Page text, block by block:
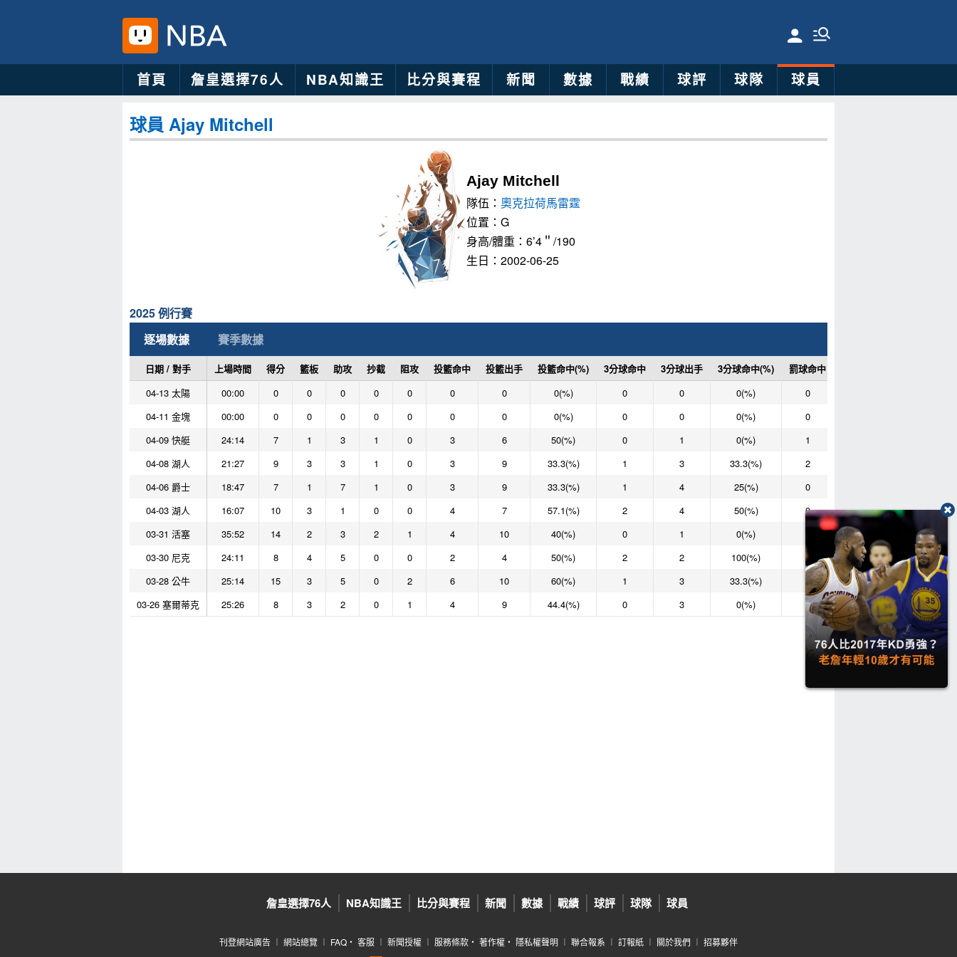
首頁 詹皇選擇76人 NBA知識王 比分與賽程 新聞 數據 戰績 球評 球隊 球員
球員 Ajay Mitchell
Ajay Mitchell
隊伍： 奧克拉荷馬雷霆
位置：G
身高/體重：6’4＂/190
生日：2002-06-25
2025 例行賽
逐場數據
賽季數據
日期 / 對手 上場時間 得分 籃板 助攻 抄截 阻攻 投籃命中 投籃出手 投籃命中(%) 3分球命中 3分球出手 3分球命中(%) 罰球命中
04-13 太陽
00:00 0 0 0 0 0 0 0 0(%) 0 0 0(%) 0
04-11 金塊
00:00 0 0 0 0 0 0 0 0(%) 0 0 0(%) 0
04-09 快艇
24:14 7 1 3 1 0 3 6 50(%) 0 1 0(%) 1
04-08 湖人
21:27 9 3 3 1 0 3 9 33.3(%) 1 3 33.3(%) 2
04-06 爵士
18:47 7 1 7 1 0 3 9 33.3(%) 1 4 25(%) 0
04-03 湖人
16:07 10 3 1 0 0 4 7 57.1(%) 2 4 50(%) 0 0
0(%)
03-31 活塞
35:52 14 2 3 2 1 4 10 40(%) 0 1 0(%) 6
100(%)
03-30 尼克
24:11 8 4 5 0 0 2 4 50(%) 2 2 100(%) 2 4
50(%)
03-28 公牛
25:14 15 3 5 0 2 6 10 60(%) 1 3 33.3(%) 2 2
100(%)
03-26 塞爾蒂克
25:26 8 3 2 0 1 4 9 44.4(%) 0 3 0(%) 0 0 0(%)
詹皇選擇76人 NBA知識王 比分與賽程 新聞 數據 戰績 球評 球隊 球員
刊登網站廣告 ︱ 網站總覽 ︱ FAQ ‧ 客服 ︱ 新聞授權 ︱ 服務條款 ‧ 著作權 ‧ 隱私權聲明 ︱ 聯合報系 ︱ 訂報紙 ︱ 關於我們 ︱ 招募夥伴